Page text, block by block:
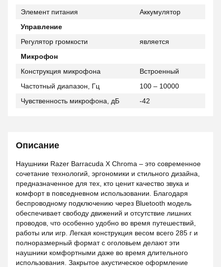
Элемент питания
Аккумулятор
Управление
Регулятор громкости
является
Микрофон
Конструкция микрофона
Встроенный
Частотный диапазон, Гц
100 – 10000
Чувственность микрофона, дБ
-42
Описание
Наушники Razer Barracuda X Chroma – это современное
сочетание технологий, эргономики и стильного дизайна,
предназначенное для тех, кто ценит качество звука и
комфорт в повседневном использовании. Благодаря
беспроводному подключению через Bluetooth модель
обеспечивает свободу движений и отсутствие лишних
проводов, что особенно удобно во время путешествий,
работы или игр. Легкая конструкция весом всего 285 г и
полноразмерный формат с оголовьем делают эти
наушники комфортными даже во время длительного
использования. Закрытое акустическое оформление